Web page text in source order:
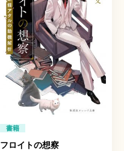
書籍
フロイトの想察